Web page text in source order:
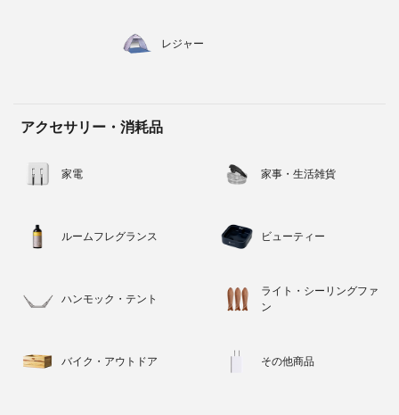
レジャー
アクセサリー・消耗品
家電 家事・生活雑貨
ルームフレグランス ビューティー
ハンモック・テント
ライト・シーリングファ
ン
バイク・アウトドア その他商品